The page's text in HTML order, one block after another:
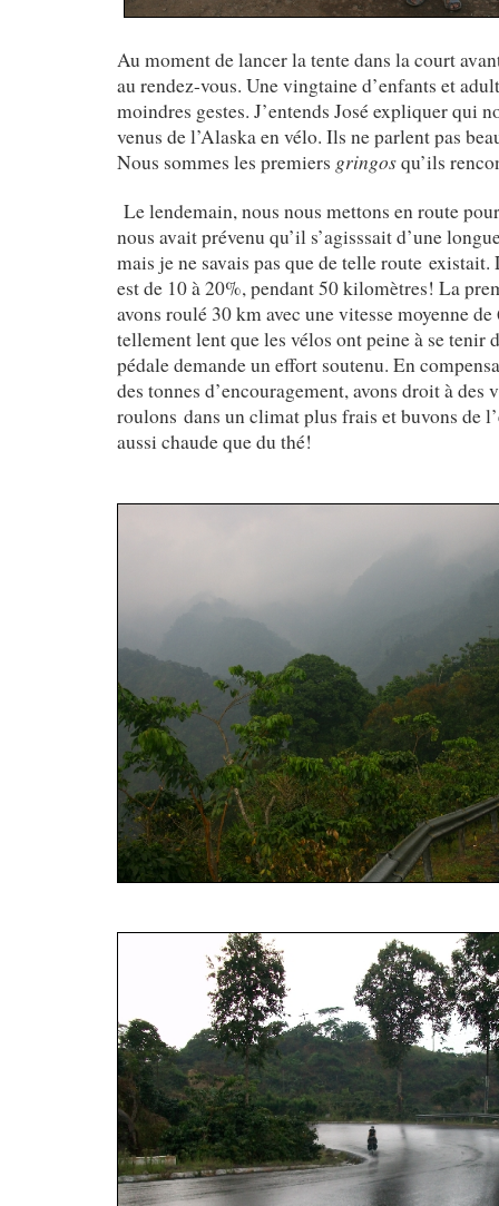
Au moment de lancer la tente dans la court
au rendez-vous. Une vingtaine d’enfants et
moindres gestes. J’entends José expliquer qui
venus de l’Alaska en vélo. Ils ne parlent pas
Nous sommes les premiers gringosqu’ils
Le lendemain, nous nous mettons en route
nous avait prévenu qu’il s’agisssait d’une
mais je ne savais pas que de telle route
est de 10 à 20%, pendant 50 kilomètres! La
avons roulé 30 km avec une vitesse moyenne
tellement lent que les vélos ont peine à se tenir
pédale demande un effort soutenu. En
des tonnes d’encouragement, avons droit à des
roulons dans un climat plus frais et buvons de
aussi chaude que du thé!